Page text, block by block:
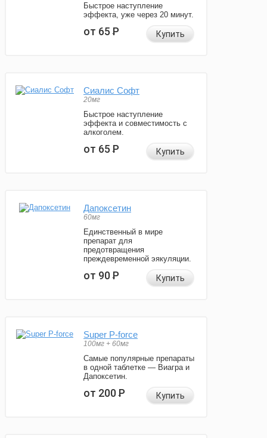
Быстрое наступление
эффекта, уже через 20 минут.
от 65Р Купить
Сиалис Софт
20мг
Быстрое наступление
эффекта и совместимость с
алкоголем.
от 65Р Купить
Дапоксетин
60мг
Единственный в мире
препарат для
предотвращения
преждевременной эякуляции.
от 90Р Купить
Super P-force
100мг + 60мг
Самые популярные препараты
в одной таблетке — Виагра и
Дапоксетин.
от 200Р Купить